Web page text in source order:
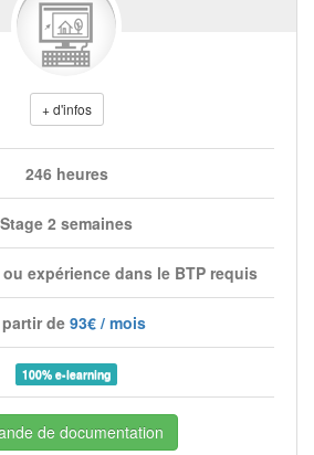
+ d'infos
246 heures
Stage 2 semaines
expérience dans le BTP requis
de 93€ / mois
100% e-learning
de documentation